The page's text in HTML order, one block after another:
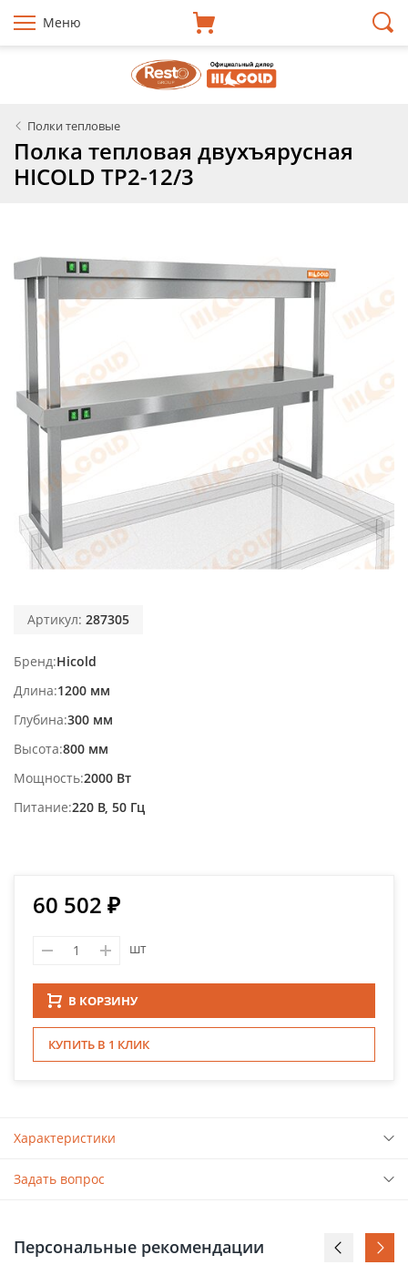
Меню
Полки тепловые
Полка тепловая двухъярусная
HICOLD TP2-12/3
Артикул: 287305
Бренд Hicold
Длина 1200 мм
Глубина 300 мм
Высота 800 мм
Мощность 2000 Вт
Питание 220 В, 50 Гц
60 502 ₽
шт
В КОРЗИНУ
КУПИТЬ В 1 КЛИК
Характеристики
Задать вопрос
Персональные рекомендации